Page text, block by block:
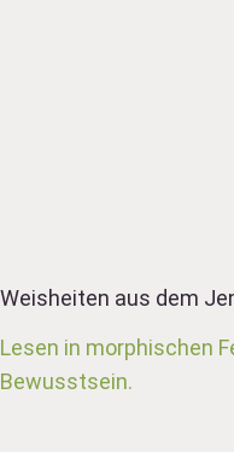
Weisheiten aus dem
Lesen in morphischen
Bewusstsein.